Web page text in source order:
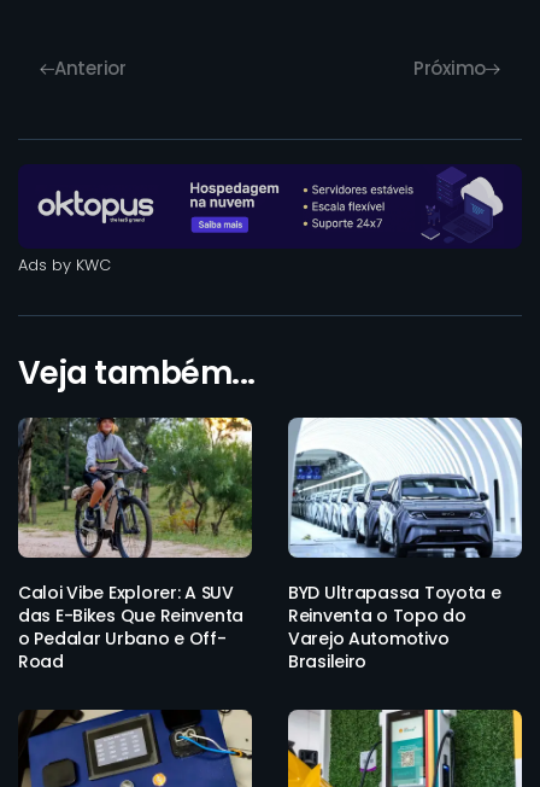
Anterior Próximo
Ads by KWC
Veja também...
Caloi Vibe Explorer: A SUV
das E-Bikes Que Reinventa
o Pedalar Urbano e Off-
Road
BYD Ultrapassa Toyota e
Reinventa o Topo do
Varejo Automotivo
Brasileiro